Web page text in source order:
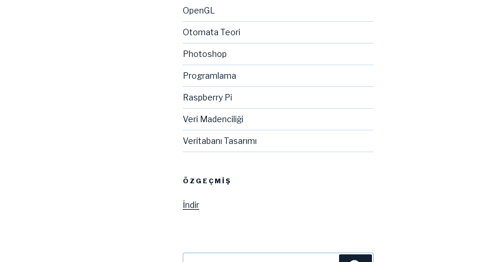
OpenGL
Otomata Teori
Photoshop
Programlama
Raspberry Pi
Veri Madenciliği
Veritabanı Tasarımı
ÖZGEÇMIŞ
İndir